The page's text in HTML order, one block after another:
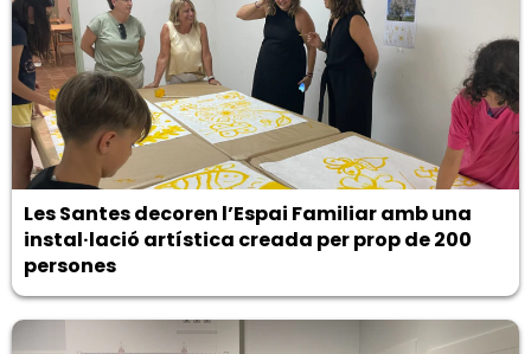
Les Santes decoren l’Espai Familiar amb una
instal·lació artística creada per prop de 200
persones